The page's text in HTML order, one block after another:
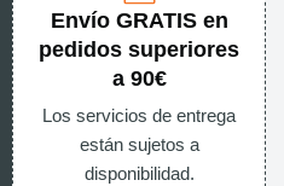
Envío GRATIS en
pedidos superiores
a 90€
Los servicios de entrega
están sujetos a
disponibilidad.